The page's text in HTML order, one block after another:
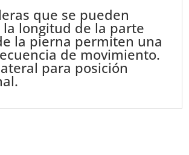
que se pueden
longitud de la parte
la pierna permiten una
de movimiento.
para posición